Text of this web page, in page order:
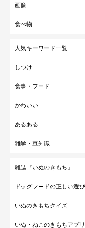
チワ
画像
食べ物
人気キーワード一覧
しつけ
食事・フード
かわいい
あるある
雑学・豆知識
雑誌『いぬのきもち』
ドッグフードの正しい選
いぬのきもちクイズ
いぬ・ねこのきもちアプリ